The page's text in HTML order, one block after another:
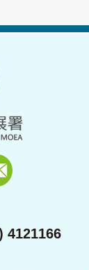
4121166